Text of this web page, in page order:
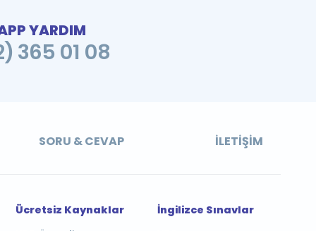
YARDIM
365 01 08
SORU & CEVAP İLETIŞIM
Ücretsiz Kaynaklar
İngilizce Sınavlar